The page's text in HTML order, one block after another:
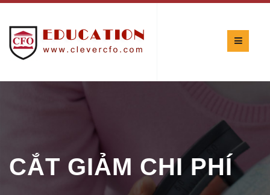
CẮT GIẢM CHI PHÍ